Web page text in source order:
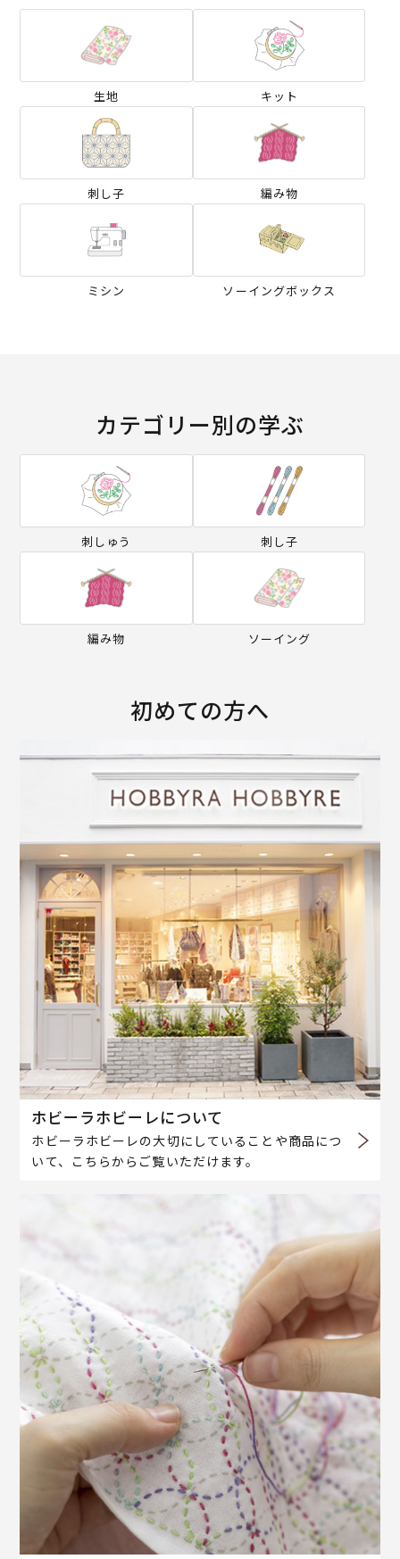
生地 キット
刺し子 編み物
ミシン ソーイングボックス
カテゴリー別の学ぶ
刺しゅう 刺し子
編み物 ソーイング
初めての方へ
ホビーラホビーレについて
ホビーラホビーレの大切にしていることや商品につ
いて、こちらからご覧いただけます。